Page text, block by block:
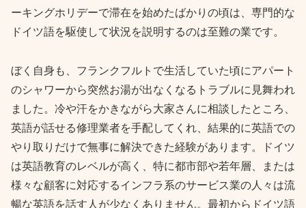
ーキングホリデーで滞在を始めたばかりの頃は、専門的な
ドイツ語を駆使して状況を説明するのは至難の業です。
ぼく自身も、フランクフルトで生活していた頃にアパート
のシャワーから突然お湯が出なくなるトラブルに見舞われ
ました。冷や汗をかきながら大家さんに相談したところ、
英語が話せる修理業者を手配してくれ、結果的に英語での
やり取りだけで無事に解決できた経験があります。ドイツ
は英語教育のレベルが高く、特に都市部や若年層、または
様々な顧客に対応するインフラ系のサービス業の人々は流
暢な英語を話す人が少なくありません。最初からドイツ語